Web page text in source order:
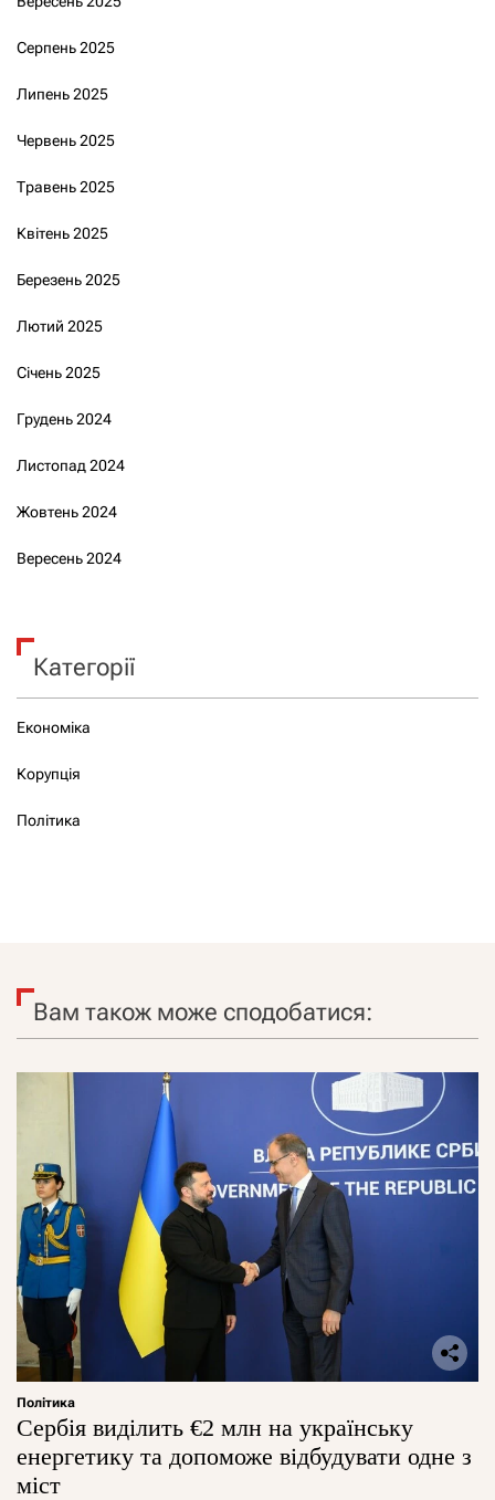
Серпень 2025
Липень 2025
Червень 2025
Травень 2025
Квітень 2025
Березень 2025
Лютий 2025
Січень 2025
Грудень 2024
Листопад 2024
Жовтень 2024
Вересень 2024
Категорії
Економіка
Корупція
Політика
Вам також може сподобатися:
Політика
Сербія виділить €2 млн на українську
енергетику та допоможе відбудувати одне з
міст